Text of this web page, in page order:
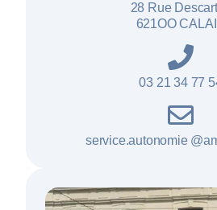
28 Rue
621OO
03 21 34 77
service.autonomie